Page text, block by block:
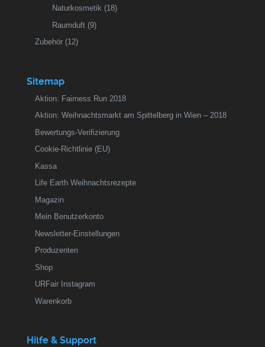
Naturkosmetik (18)
Raumduft (9)
Zubehör (12)
Sitemap
Aktion: Fairness Run 2018
Aktion: Weihnachtsmarkt am Spittelberg in Wien – 2018
Bewertungs-Verifizierung
Cookie-Richtlinie (EU)
Kassa
Life Earth Weihnachtsrezepte
Magazin
Mein Benutzerkonto
Newsletter-Einstellungen
Produzenten
Shop
URFair Instagram
Warenkorb
Hilfe & Support